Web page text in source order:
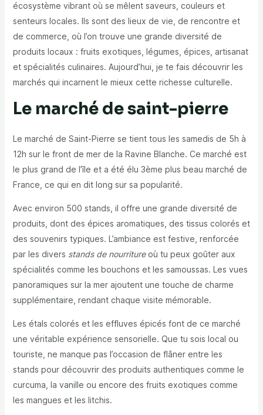
écosystème vibrant où se mêlent saveurs, couleurs et
senteurs locales. Ils sont des lieux de vie, de rencontre et
de commerce, où l’on trouve une grande diversité de
produits locaux : fruits exotiques, légumes, épices, artisanat
et spécialités culinaires. Aujourd’hui, je te fais découvrir les
marchés qui incarnent le mieux cette richesse culturelle.
Le marché de saint-pierre
Le marché de Saint-Pierre se tient tous les samedis de 5h à
12h sur le front de mer de la Ravine Blanche. Ce marché est
le plus grand de l’île et a été élu 3ème plus beau marché de
France, ce qui en dit long sur sa popularité.
Avec environ 500 stands, il offre une grande diversité de
produits, dont des épices aromatiques, des tissus colorés et
des souvenirs typiques. L’ambiance est festive, renforcée
par les divers stands de nourritureoù tu peux goûter aux
spécialités comme les bouchons et les samoussas. Les vues
panoramiques sur la mer ajoutentune touche de charme
supplémentaire, rendant chaque visite mémorable.
Les étals colorés et les effluves épicés font de ce marché
une véritable expérience sensorielle. Que tu sois local ou
touriste, ne manque pas l’occasion de flâner entre les
stands pour découvrir des produits authentiques comme le
curcuma, la vanille ou encore des fruits exotiques comme
les mangues et les litchis.